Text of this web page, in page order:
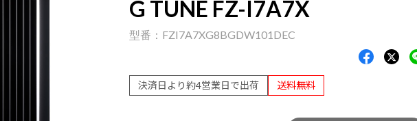
G TUNE FZ-I7A7X
FZI7A7XG8BGDW101DEC
決済日より約4営業日で出荷 送料無料